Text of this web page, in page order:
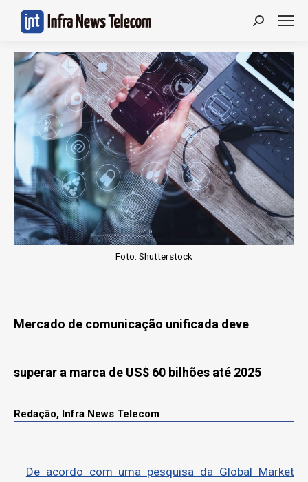
Search:
Foto: Shutterstock
Mercado de comunicação unificada deve
superar a marca de US$ 60 bilhões até 2025
Redação, Infra News Telecom
De acordo com uma pesquisa da Global Market